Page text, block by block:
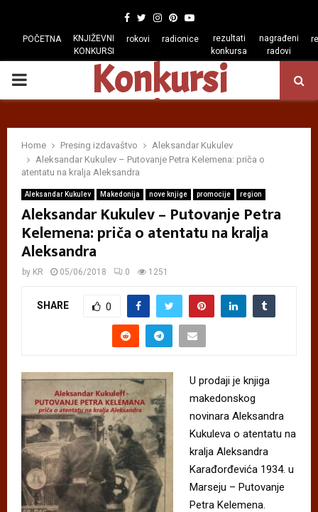
Facebook
TwitterInstagram
Pinterest
Youtube
POČETNA
KNJIŽEVNI
KONKURSI
rokovi radionice
rezultati
konkursa
nagrađeni
radovi
PRIMARY
Konkursi
regiona
Home Presing izdavaštvo
Aleksandar Kukulev
Aleksandar Kukulev – Putovanje Petra Kelemena: priča o
atentatu na kralja Aleksandra
Aleksandar Kukulev Makedonija nove knjige promocije region
Aleksandar Kukulev – Putovanje Petra
Kelemena: priča o atentatu na kralja
Aleksandra
by KR 05/06/2018 0 1251
SHARE 0
U prodaji je knjiga
makedonskog
novinara Aleksandra
Kukuleva o atentatu na
kralja Aleksandra
Karađorđevića 1934. u
Marseju – Putovanje
Petra Kelemena.